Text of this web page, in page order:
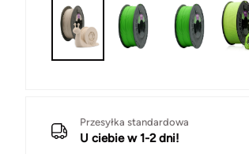
Przesyłka standardowa
U ciebie w 1-2 dni!